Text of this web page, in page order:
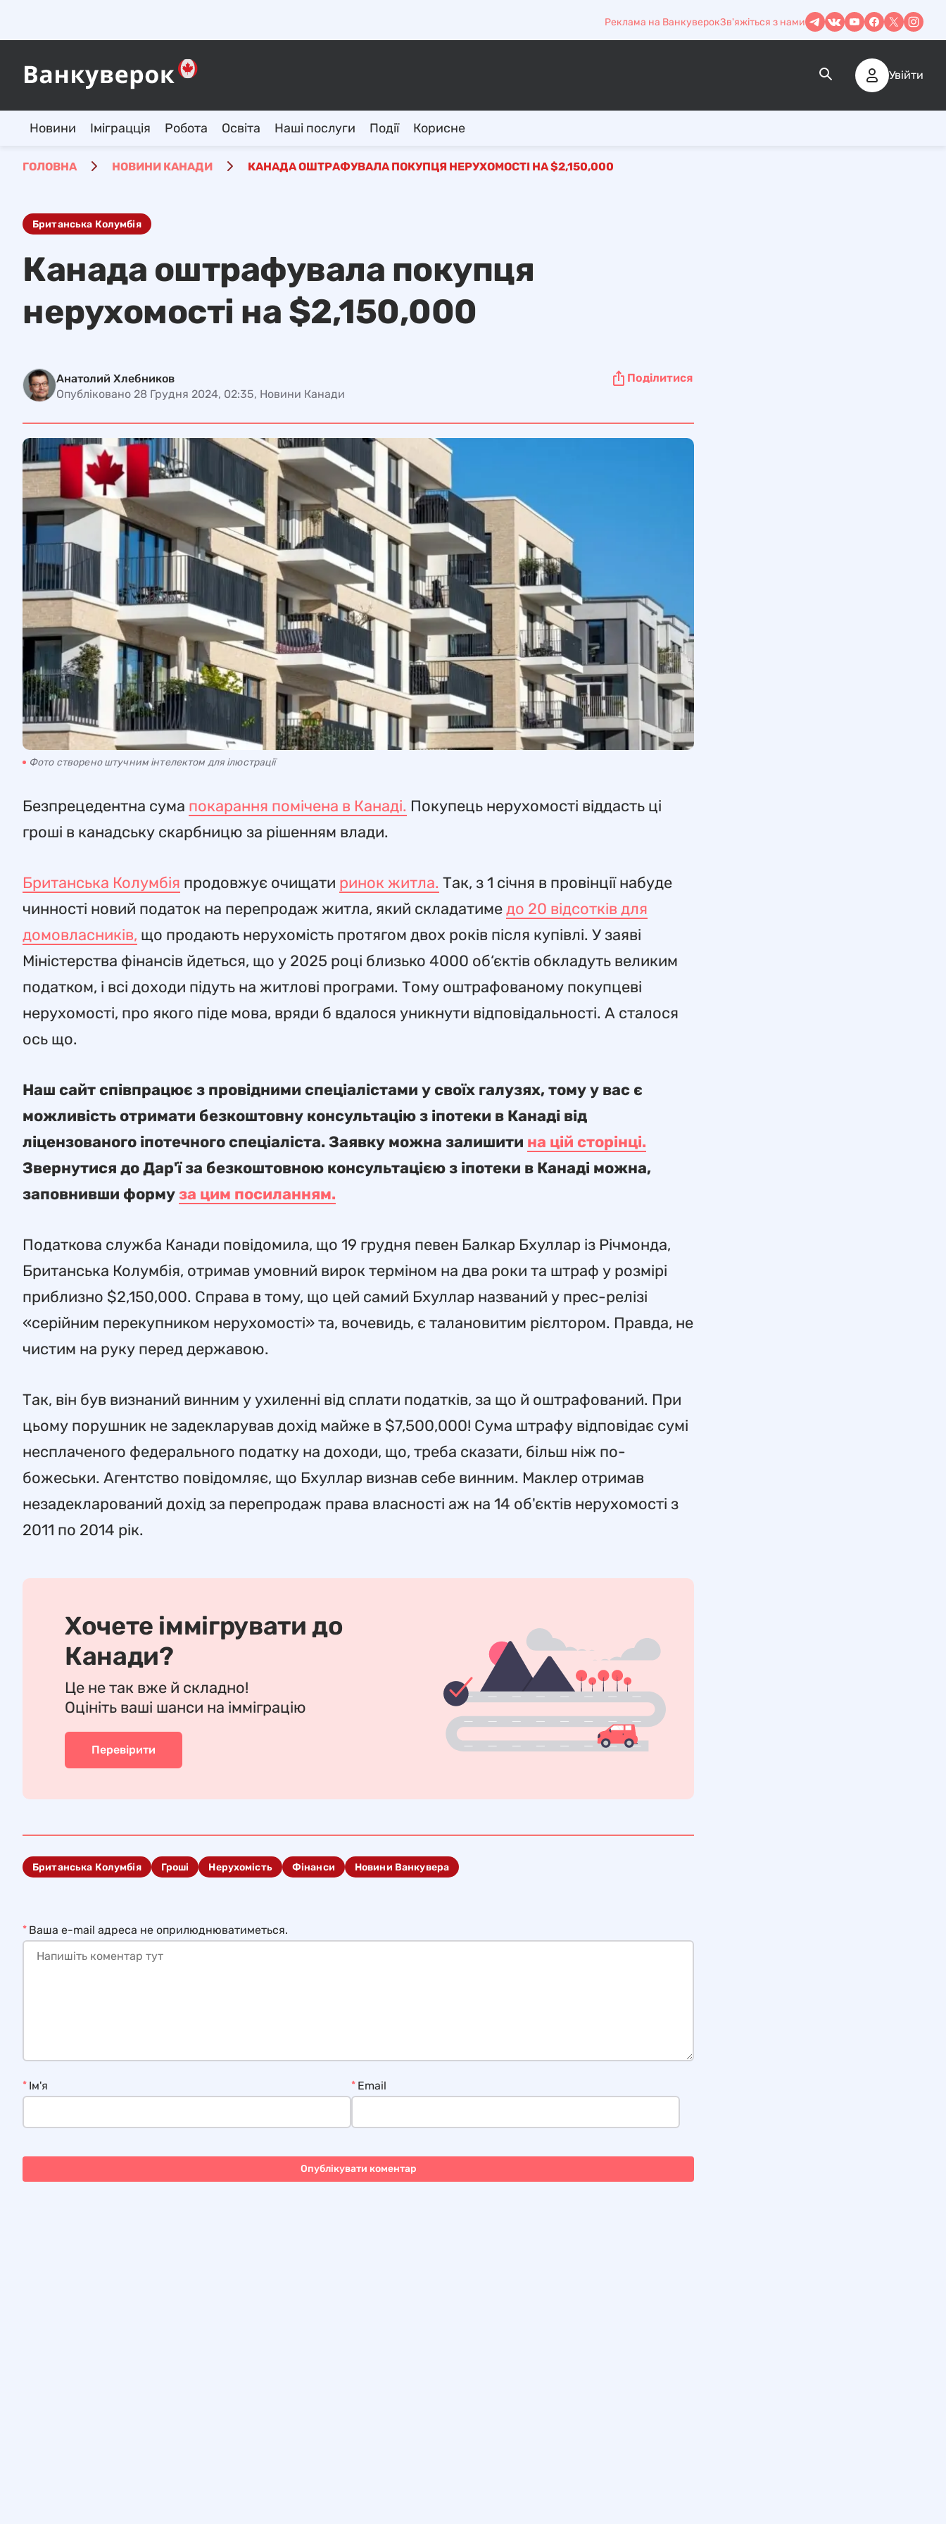
Реклама на ВанкуверокЗв'яжіться з нами
Увійти
Новини Іміграцція Робота Освіта Наші послуги Події Корисне
ГОЛОВНА НОВИНИ КАНАДИ КАНАДА ОШТРАФУВАЛА ПОКУПЦЯ НЕРУХОМОСТІ НА $2,150,000
Британська Колумбія
Канада оштрафувала покупця
нерухомості на $2,150,000
Анатолий Хлебников
Опубліковано 28 Грудня 2024, 02:35, Новини Канади
Поділитися
Фото створено штучним інтелектом для ілюстрації
Безпрецедентна сума покарання помічена в Канаді. Покупець нерухомості віддасть ці
гроші в канадську скарбницю за рішенням влади.
Британська Колумбія продовжує очищати ринок житла. Так, з 1 січня в провінції набуде
чинності новий податок на перепродаж житла, який складатимедо 20 відсотків для
домовласників, що продають нерухомість протягом двох років після купівлі. У заяві
Міністерства фінансів йдеться, що у 2025 році близько 4000 об‘єктів обкладуть великим
податком, і всі доходи підуть на житлові програми. Тому оштрафованому покупцеві
нерухомості, про якого піде мова, вряди б вдалося уникнути відповідальності. А сталося
ось що.
Наш сайт співпрацює з провідними спеціалістами у своїх галузях, тому у вас є
можливість отримати безкоштовну консультацію з іпотеки в Канаді від
ліцензованого іпотечного спеціаліста. Заявку можна залишити на цій сторінці.
Звернутися до Дар'ї за безкоштовною консультацією з іпотеки в Канаді можна,
заповнивши форму за цим посиланням.
Податкова служба Канади повідомила, що 19 грудня певен Балкар Бхуллар із Річмонда,
Британська Колумбія, отримав умовний вирок терміном на два роки та штраф у розмірі
приблизно $2,150,000. Справа в тому, що цей самий Бхуллар названий у прес-релізі
«серійним перекупником нерухомості» та, вочевидь, є талановитим рієлтором. Правда, не
чистим на руку перед державою.
Так, він був визнаний винним у ухиленні від сплати податків, за що й оштрафований. При
цьому порушник не задекларував дохід майже в $7,500,000! Сума штрафу відповідає сумі
несплаченого федерального податку на доходи, що, треба сказати, більш ніж по-
божеськи. Агентство повідомляє, що Бхуллар визнав себе винним. Маклер отримав
незадекларований дохід за перепродаж права власності аж на 14 об'єктів нерухомості з
2011 по 2014 рік.
Хочете іммігрувати до
Канади?
Це не так вже й складно!
Оцініть ваші шанси на імміграцію
Перевірити
Британська Колумбія Гроші Нерухомість Фінанси Новини Ванкувера
Ваша e-mail адреса не оприлюднюватиметься.
*
Ім'я
* Email
*